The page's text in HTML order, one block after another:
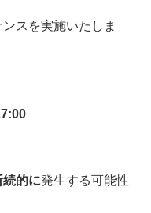
スを実施いたしま
続的に発生する可能性